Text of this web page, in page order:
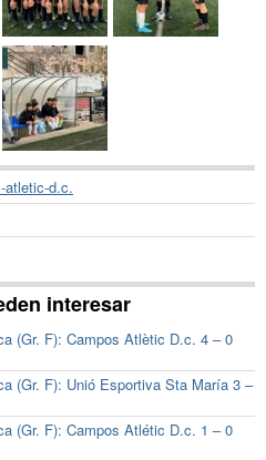
atletic-d.c.
interesar
(Gr. F): Campos Atlètic D.c. 4 – 0
(Gr. F): Unió Esportiva Sta María 3 –
(Gr. F): Campos Atlétic D.c. 1 – 0